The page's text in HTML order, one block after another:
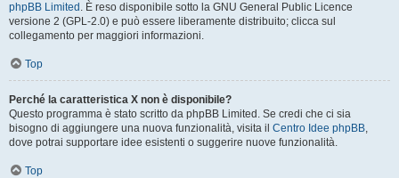
phpBB Limited . È reso disponibile sotto la GNU General Public Licence
versione 2 (GPL-2.0) e può essere liberamente distribuito; clicca sul
collegamento per maggiori informazioni.
Top
Perché la caratteristica X non è disponibile?
Questo programma è stato scritto da phpBB Limited. Se credi che ci sia
bisogno di aggiungere una nuova funzionalità, visita il Centro Idee phpBB,
dove potrai supportare idee esistenti o suggerire nuove funzionalità.
Top